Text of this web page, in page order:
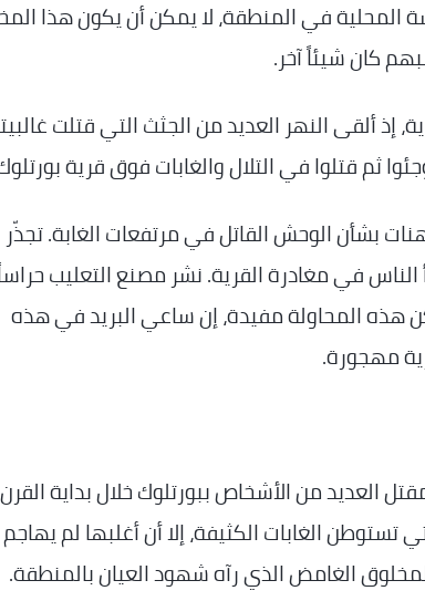
المحلية في المنطقة، لا يمكن أن يكون هذا
كان شيئاً آخر.
إذ ألقى النهر العديد من الجثث التي قتلت
ثم قتلوا في التلال والغابات فوق قرية
بشأن الوحش القاتل في مرتفعات الغابة. تجذّر
في مغادرة القرية. نشر مصنع التعليب
هذه المحاولة مفيدة، إن ساعي البريد في هذه
العديد من الأشخاص ببورتلوك خلال بداية القرن
تستوطن الغابات الكثيفة، إلا أن أغلبها لم يهاجم
الغامض الذي رآه شهود العيان بالمنطقة.